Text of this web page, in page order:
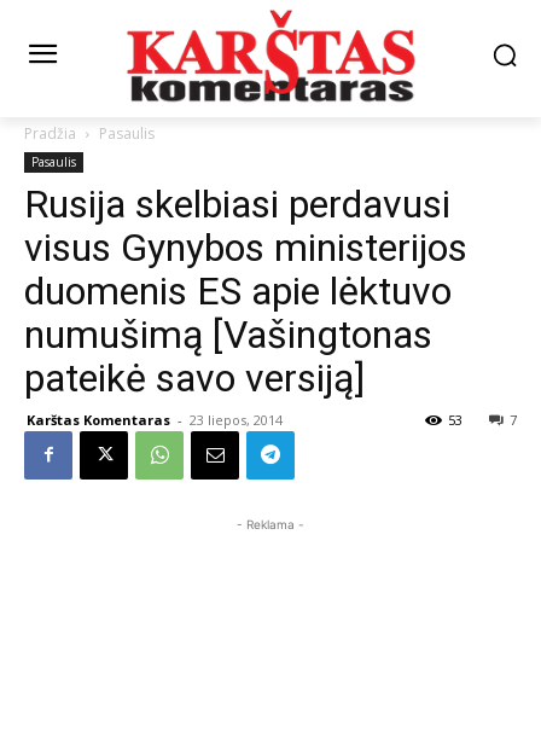
Pradžia Pasaulis
Pasaulis
Rusija skelbiasi perdavusi
visus Gynybos ministerijos
duomenis ES apie lėktuvo
numušimą [Vašingtonas
pateikė savo versiją]
Karštas Komentaras - 23 liepos, 2014 7
53
- Reklama -